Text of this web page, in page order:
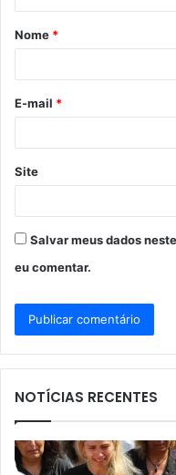
á
r
*
Nome *
E-mail *
Site
Salvar meus dados
eu comentar.
NOTÍCIAS RECENTES